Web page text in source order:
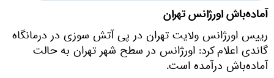
آماده‌باش اورژانس تهران
رییس اورژانس ولایت تهران در پی آتش سوزی در درمانگاه
گاندی اعلام کرد: اورژانس در سطح شهر تهران به حالت
آماده‌باش درآمده است.